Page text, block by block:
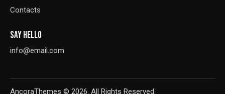
Contacts
SAY HELLO
info@email.com
AncoraThemes © 2026. All Rights Reserved.